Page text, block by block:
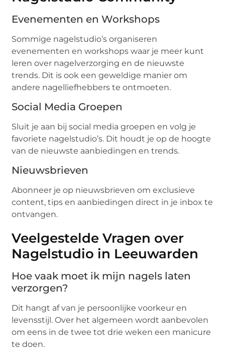
Evenementen en Workshops
Sommige nagelstudio’s organiseren
evenementen en workshops waar je meer kunt
leren over nagelverzorging en de nieuwste
trends. Dit is ook een geweldige manier om
andere nagelliefhebbers te ontmoeten.
Social Media Groepen
Sluit je aan bij social media groepen en volg je
favoriete nagelstudio’s. Dit houdt je op de hoogte
van de nieuwste aanbiedingen en trends.
Nieuwsbrieven
Abonneer je op nieuwsbrieven om exclusieve
content, tips en aanbiedingen direct in je inbox te
ontvangen.
Veelgestelde Vragen over
Nagelstudio in Leeuwarden
Hoe vaak moet ik mijn nagels laten
verzorgen?
Dit hangt af van je persoonlijke voorkeur en
levensstijl. Over het algemeen wordt aanbevolen
om eens in de twee tot drie weken een manicure
te doen.